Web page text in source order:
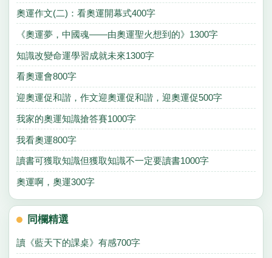
奧運作文(二)：看奧運開幕式400字
《奧運夢，中國魂——由奧運聖火想到的》1300字
知識改變命運學習成就未來1300字
看奧運會800字
迎奧運促和諧，作文迎奧運促和諧，迎奧運促500字
我家的奧運知識搶答賽1000字
我看奧運800字
讀書可獲取知識但獲取知識不一定要讀書1000字
奧運啊，奧運300字
同欄精選
讀《藍天下的課桌》有感700字